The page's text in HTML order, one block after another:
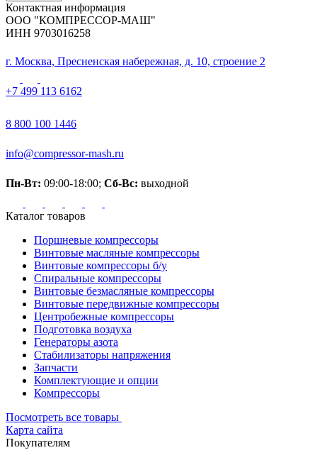
Контактная информация
ООО "КОМПРЕССОР-МАШ"
ИНН 9703016258
г. Москва, Пресненская набережная, д. 10, строение 2
+7 499 113 6162
8 800 100 1446
info@compressor-mash.ru
Пн-Вт: 09:00-18:00; Сб-Вс: выходной
Каталог товаров
Поршневые компрессоры
Винтовые масляные компрессоры
Винтовые компрессоры б/у
Спиральные компрессоры
Винтовые безмасляные компрессоры
Винтовые передвижные компрессоры
Центробежные компрессоры
Подготовка воздуха
Генераторы азота
Стабилизаторы напряжения
Запчасти
Комплектующие и опции
Компрессоры
Посмотреть все товары
Карта сайта
Покупателям